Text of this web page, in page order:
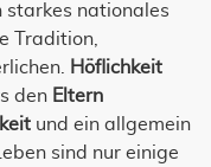
starkes nationales
Tradition,
Höflichkeit
den Eltern
und ein allgemein
sind nur einige